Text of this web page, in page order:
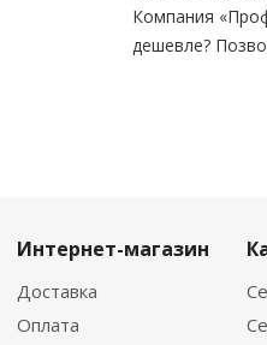
Компания
дешевле?
Интернет-магазин
Доставка
Оплата